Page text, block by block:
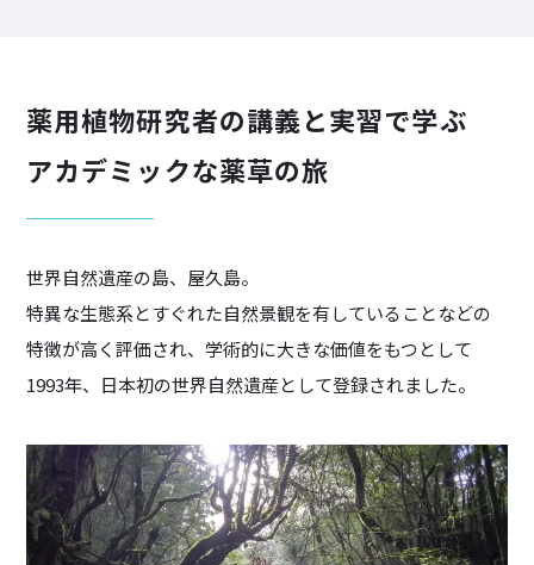
薬用植物研究者の講義と実習で学ぶ
アカデミックな薬草の旅
世界自然遺産の島、屋久島。
特異な生態系とすぐれた自然景観を有していることなどの
特徴が高く評価され、学術的に大きな価値をもつとして
1993年、日本初の世界自然遺産として登録されました。